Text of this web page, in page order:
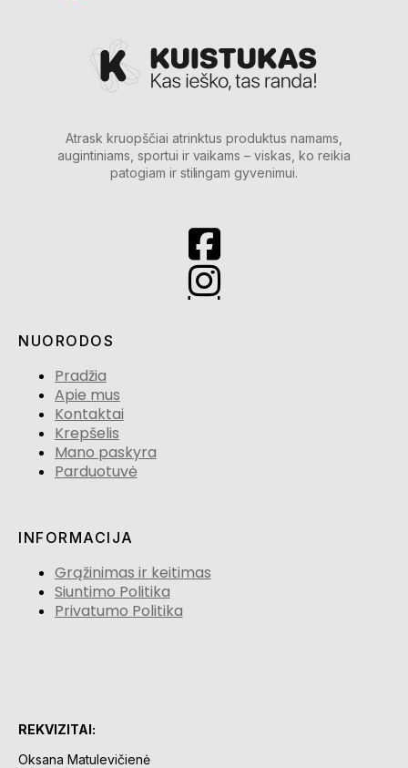
Atrask kruopščiai atrinktus produktus namams,
augintiniams, sportui ir vaikams – viskas, ko reikia
patogiam ir stilingam gyvenimui.
NUORODOS
Pradžia
Apie mus
Kontaktai
Krepšelis
Mano paskyra
Parduotuvė
INFORMACIJA
Grąžinimas ir keitimas
Siuntimo Politika
Privatumo Politika
REKVIZITAI:
Oksana Matulevičienė